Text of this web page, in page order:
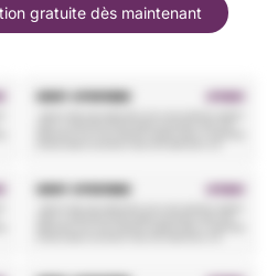
gratuite dès maintenant